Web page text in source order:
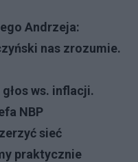
Andrzeja:
nas zrozumie.
ws. inflacji.
NBP
sieć
praktycznie